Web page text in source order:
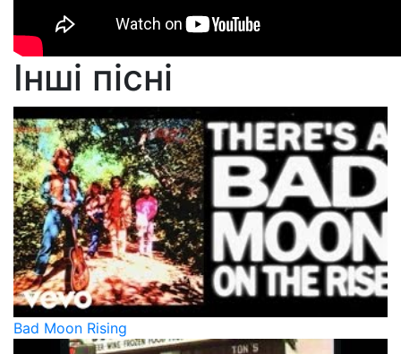
Інші пісні
Bad Moon Rising